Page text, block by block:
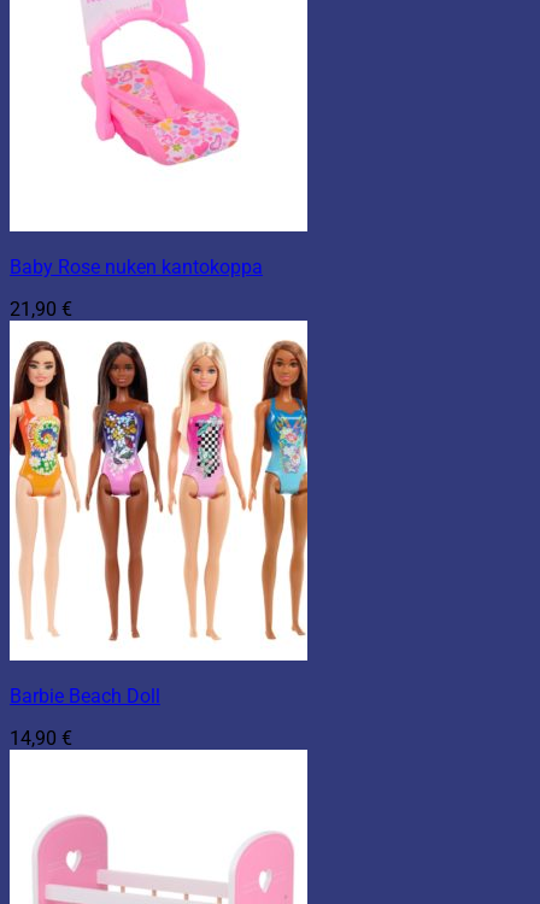
Baby Rose nuken kantokoppa
21,90 €
Barbie Beach Doll
14,90 €